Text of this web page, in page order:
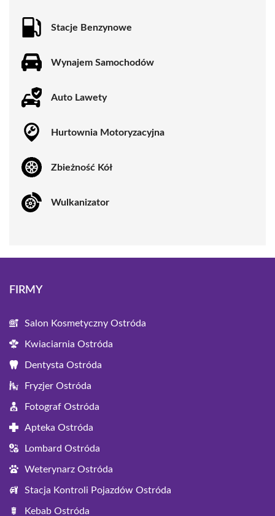
Stacje Benzynowe
Wynajem Samochodów
Auto Lawety
Hurtownia Motoryzacyjna
Zbieżność Kół
Wulkanizator
FIRMY
Salon Kosmetyczny Ostróda
Kwiaciarnia Ostróda
Dentysta Ostróda
Fryzjer Ostróda
Fotograf Ostróda
Apteka Ostróda
Lombard Ostróda
Weterynarz Ostróda
Stacja Kontroli Pojazdów Ostróda
Kebab Ostróda